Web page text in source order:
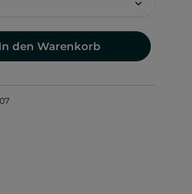
den Warenkorb